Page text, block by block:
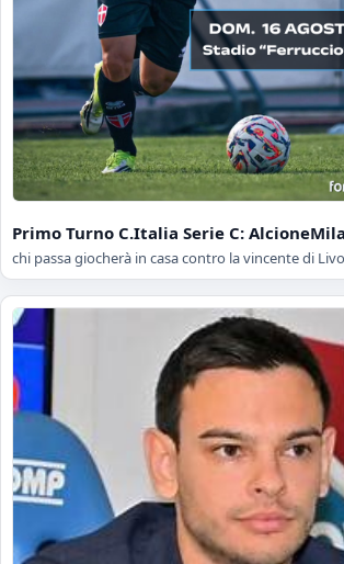
Primo Turno C.Italia Serie C:
chi passa giocherà in casa contro la vincente di